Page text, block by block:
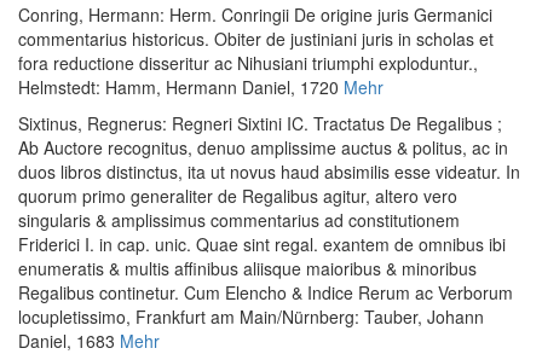
Conring, Hermann: Herm. Conringii De origine juris Germanici
commentarius historicus. Obiter de justiniani juris in scholas et
fora reductione disseritur ac Nihusiani triumphi exploduntur.,
Helmstedt: Hamm, Hermann Daniel, 1720 Mehr
Sixtinus, Regnerus: Regneri Sixtini IC. Tractatus De Regalibus ;
Ab Auctore recognitus, denuo amplissime auctus & politus, ac in
duos libros distinctus, ita ut novus haud absimilis esse videatur. In
quorum primo generaliter de Regalibus agitur, altero vero
singularis & amplissimus commentarius ad constitutionem
Friderici I. in cap. unic. Quae sint regal. exantem de omnibus ibi
enumeratis & multis affinibus aliisque maioribus & minoribus
Regalibus continetur. Cum Elencho & Indice Rerum ac Verborum
locupletissimo, Frankfurt am Main/Nürnberg: Tauber, Johann
Daniel, 1683 Mehr